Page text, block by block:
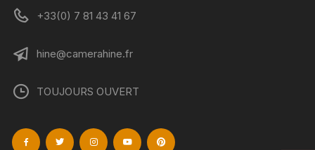
+33(0) 7 81 43 41 67
hine@camerahine.fr
TOUJOURS OUVERT